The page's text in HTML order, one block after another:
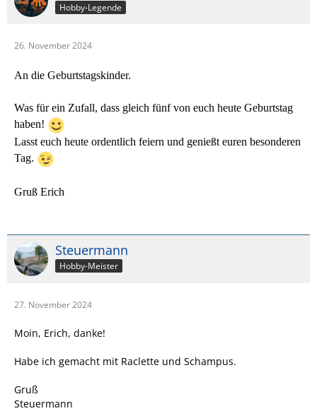
Hobby-Legende
26. November 2024
An die Geburtstagskinder.
Was für ein Zufall, dass gleich fünf von euch heute Geburtstag
haben!
Lasst euch heute ordentlich feiern und genießt euren besonderen
Tag.
Gruß Erich
Steuermann
Hobby-Meister
27. November 2024
Moin, Erich, danke!
Habe ich gemacht mit Raclette und Schampus.
Gruß
Steuermann